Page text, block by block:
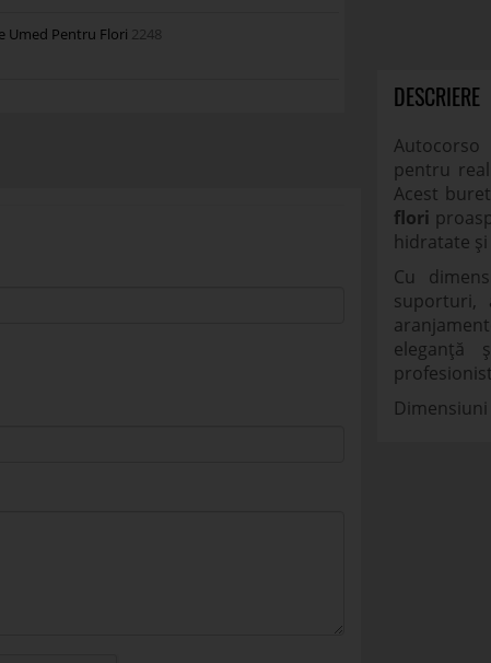
Umed Pentru Flori 2248
DESCRIERE
pentru
Acest
flori
hidratate
Cu
suporturi,
eleganță